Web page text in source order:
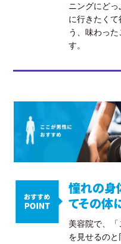
ニングにど
に行きたく
う、味わっ
す。
憧れの身
てその体
美容院で、
を見せるの